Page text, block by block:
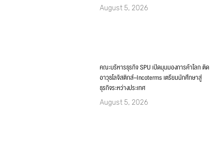
August 5, 2026
คณะบริหารธุรกิจ SPU เปิดมุมมองการค้าโลก ติด
อาวุธโลจิสติกส์–Incoterms เตรียมนักศึกษาสู่
ธุรกิจระหว่างประเทศ
August 5, 2026